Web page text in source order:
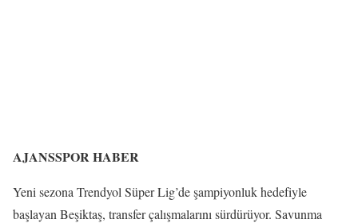
AJANSSPOR HABER
Yeni sezona Trendyol Süper Lig’de şampiyonluk hedefiyle
başlayan Beşiktaş, transfer çalışmalarını sürdürüyor. Savunma